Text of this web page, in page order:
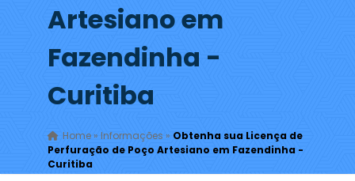
Artesiano em
Fazendinha -
Curitiba
Home» Informações » Obtenha sua Licença de
Perfuração de Poço Artesiano em Fazendinha -
Curitiba